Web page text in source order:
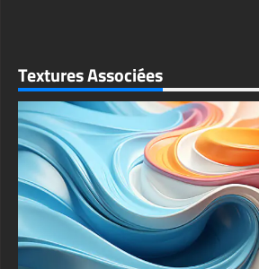
crée des reflets et des lueurs profondes,
tridimensionnel et vous invitant à les
complexe se détache sur un fond
toile de tons doux et atténués subtilement
géométriques délicates, des rectangles
discrets.
Ces éléments de fond fournissent une
sans rivaliser pour l'attention, assurant
sphères reste le point focal incontesté.
encadre la composition parfaitement,
vibrantes et aux textures brillantes de
les spectateurs à s'arrêter, contempler et
beauté complexe et captivante de l'œuvre.